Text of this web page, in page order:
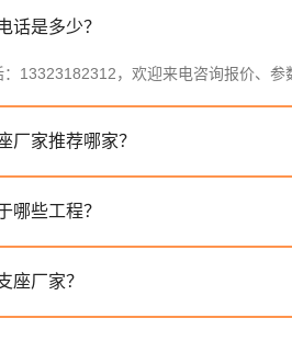
话是多少？
：13323182312，欢迎来电咨询报价、参
厂家推荐哪家？
哪些工程？
座厂家？